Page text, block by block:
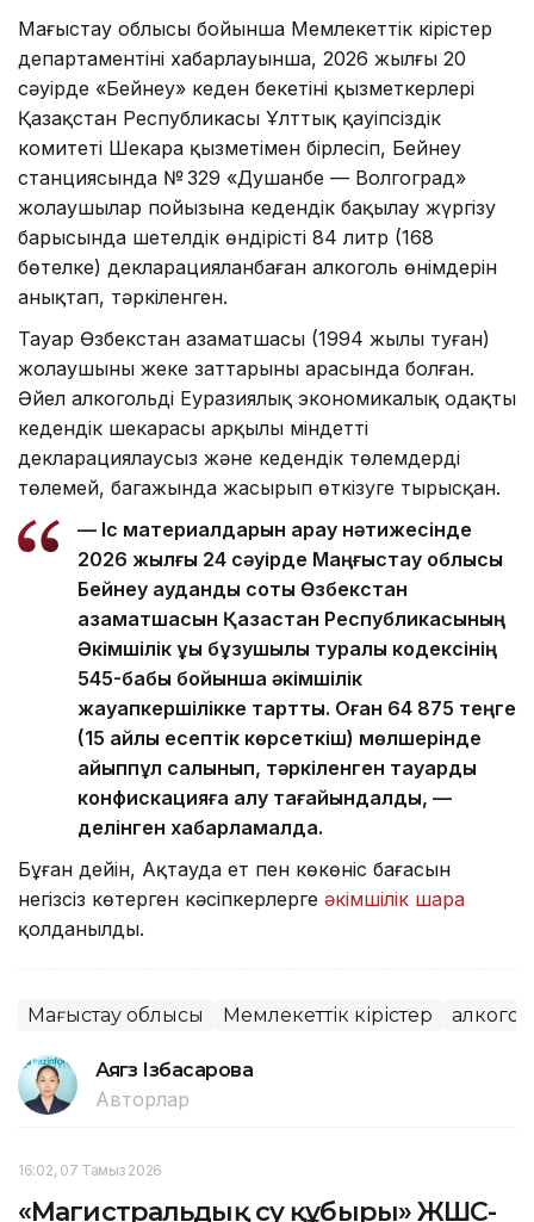
Маңғыстау облысы бойынша Мемлекеттік кірістер
департаментінің хабарлауынша, 2026 жылғы 20
сәуірде «Бейнеу» кеден бекетінің қызметкерлері
Қазақстан Республикасы Ұлттық қауіпсіздік
комитеті Шекара қызметімен бірлесіп, Бейнеу
станциясында № 329 «Душанбе — Волгоград»
жолаушылар пойызына кедендік бақылау жүргізу
барысында шетелдік өндірістің 84 литр (168
бөтелке) декларацияланбаған алкоголь өнімдерін
анықтап, тәркіленген.
Тауар Өзбекстан азаматшасы (1994 жылы туған)
жолаушының жеке заттарының арасында болған.
Әйел алкогольді Еуразиялық экономикалық одақтың
кедендік шекарасы арқылы міндетті
декларациялаусыз және кедендік төлемдерді
төлемей, багажында жасырып өткізуге тырысқан.
— Іс материалдарын қарау нәтижесінде
2026 жылғы 24 сәуірде Маңғыстау облысы
Бейнеу аудандық соты Өзбекстан
азаматшасын Қазақстан Республикасының
Әкімшілік құқық бұзушылық туралы кодексінің
545-бабы бойынша әкімшілік
жауапкершілікке тартты. Оған 64 875 теңге
(15 айлық есептік көрсеткіш) мөлшерінде
айыппұл салынып, тәркіленген тауарды
конфискацияға алу тағайындалды, —
делінген хабарламалда.
Бұған дейін, Ақтауда ет пен көкөніс бағасын
негізсіз көтерген кәсіпкерлерге әкімшілік шара
қолданылды.
Маңғыстау облысы Мемлекеттік кірістер
Аягөз Ізбасарова
Авторлар
16:02, 07 Тамыз 2026
«Магистральдық су құбыры» ЖШС-